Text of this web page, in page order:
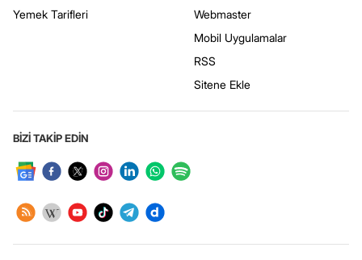
Yemek Tarifleri
Webmaster
Mobil Uygulamalar
RSS
Sitene Ekle
BİZİ TAKİP EDİN